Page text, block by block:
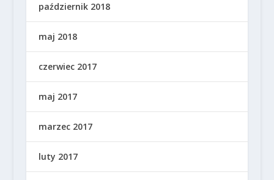
październik 2018
maj 2018
czerwiec 2017
maj 2017
marzec 2017
luty 2017